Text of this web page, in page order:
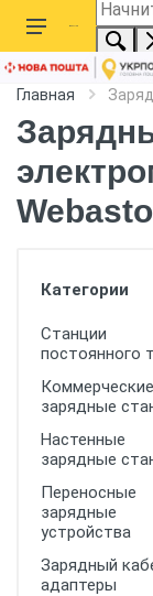
Главная
Webasto
Категории
Станции
постоянного
Коммерческие
зарядные
Настенные
зарядные
Переносные
зарядные
устройства
Зарядный
адаптеры